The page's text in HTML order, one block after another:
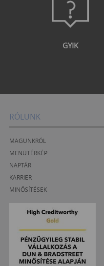
GYIK
RÓLUNK
MAGUNKRÓL
MENÜTÉRKÉP
NAPTÁR
KARRIER
MINŐSÍTÉSEK